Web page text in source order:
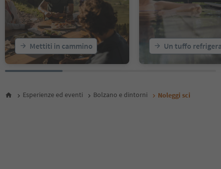
Mettiti in cammino Un tuffo
Esperienze ed eventi Bolzano e dintorni Noleggi sci